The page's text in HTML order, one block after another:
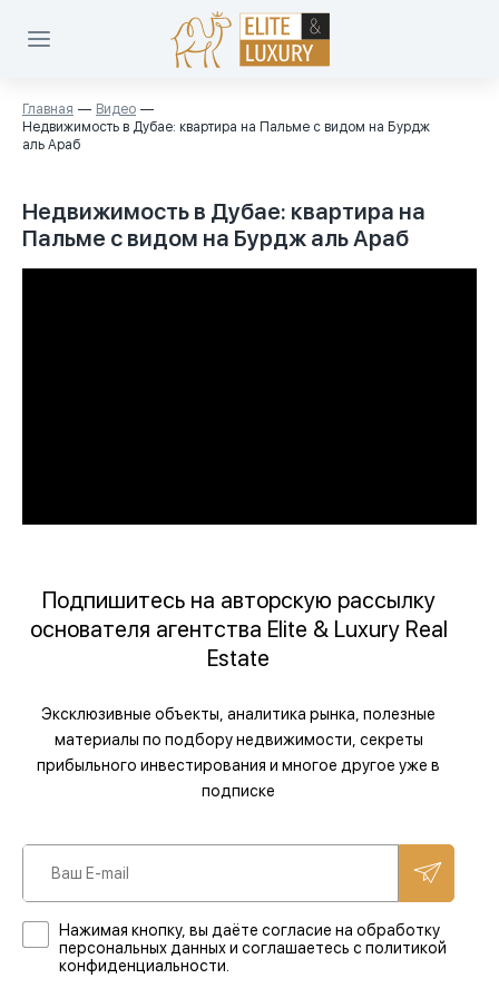
Главная
Видео
Недвижимость в Дубае: квартира на Пальме с видом на Бурдж
аль Араб
Недвижимость в Дубае: квартира на
Пальме с видом на Бурдж аль Араб
Подпишитесь на авторскую рассылку
основателя агентства Elite & Luxury Real
Estate
Эксклюзивные объекты, аналитика рынка, полезные
материалы по подбору недвижимости, секреты
прибыльного инвестирования и многое другое уже в
подписке
Нажимая кнопку, вы даёте согласие на обработку
персональных данных и соглашаетесь с политикой
конфиденциальности.